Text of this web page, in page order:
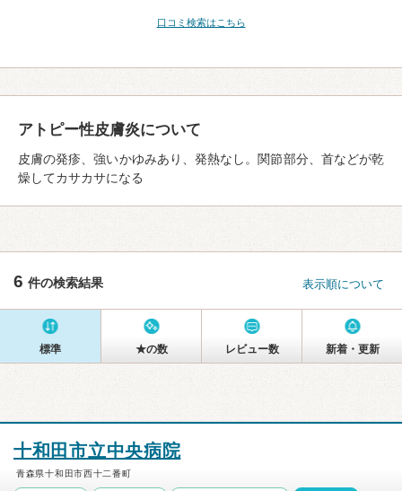
口コミ検索はこちら
アトピー性皮膚炎について
皮膚の発疹、強いかゆみあり、発熱なし。関節部分、首などが乾
燥してカサカサになる
6 件の検索結果 表示順について
標準 ★の数 レビュー数 新着・更新
十和田市立中央病院
青森県十和田市西十二番町